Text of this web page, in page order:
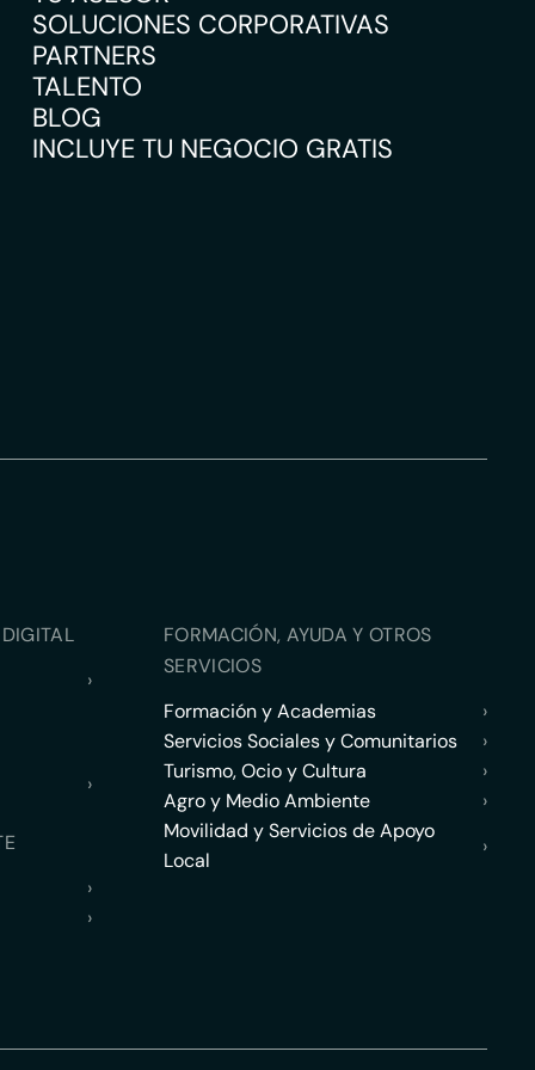
SOLUCIONES CORPORATIVAS
PARTNERS
TALENTO
BLOG
INCLUYE TU NEGOCIO GRATIS
›
›
›
›
FORMACIÓN, AYUDA Y OTROS
SERVICIOS
Formación y Academias
›
Servicios Sociales y Comunitarios
›
Turismo, Ocio y Cultura
›
Agro y Medio Ambiente
›
Movilidad y Servicios de Apoyo
Local
›